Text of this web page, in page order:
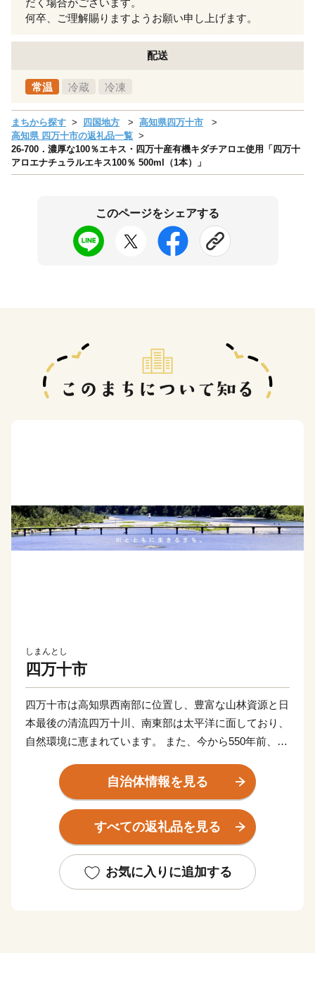
何卒、ご理解賜りますようお願い申し上げます。
配送
常温 冷蔵 冷凍
まちから探す 四国地方
高知県四万十市
高知県 四万十市の返礼品一覧
26-700．濃厚な100％エキス・四万十産有機キダチアロエ使用「四万十
アロエナチュラルエキス100％ 500ml（1本）」
このページをシェアする
しまんとし
四万十市
四万十市は高知県西南部に位置し、豊富な山林資源と日
本最後の清流四万十川、南東部は太平洋に面しており、
自然環境に恵まれています。 また、今から550年前、前
都を模したまちづくりを始めたことから、「土佐の小京
都」と呼ばれています。
【お問い合わせはこちら】
・申込・書類・ご入金方法はこちら
株式会社 本気モード
自治体情報を見る
すべての返礼品を見る
お気に入りに追加する